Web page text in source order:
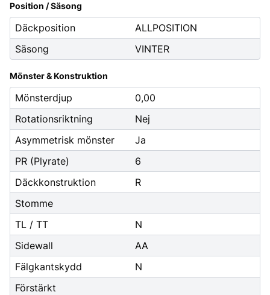
Position / Säsong
Däckposition
ALLPOSITION
Säsong
VINTER
Mönster & Konstruktion
Mönsterdjup
0,00
Rotationsriktning
Nej
Asymmetrisk mönster
Ja
PR (Plyrate)
6
Däckkonstruktion
R
Stomme
TL / TT
N
Sidewall
AA
Fälgkantskydd
N
Förstärkt